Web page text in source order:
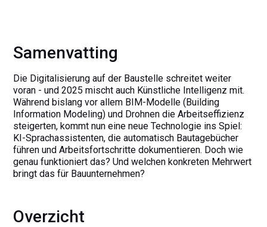
Samenvatting
Die Digitalisierung auf der Baustelle schreitet weiter
voran - und 2025 mischt auch Künstliche Intelligenz mit.
Während bislang vor allem BIM-Modelle (Building
Information Modeling) und Drohnen die Arbeitseffizienz
steigerten, kommt nun eine neue Technologie ins Spiel:
KI-Sprachassistenten, die automatisch Bautagebücher
führen und Arbeitsfortschritte dokumentieren. Doch wie
genau funktioniert das? Und welchen konkreten Mehrwert
bringt das für Bauunternehmen?
Overzicht